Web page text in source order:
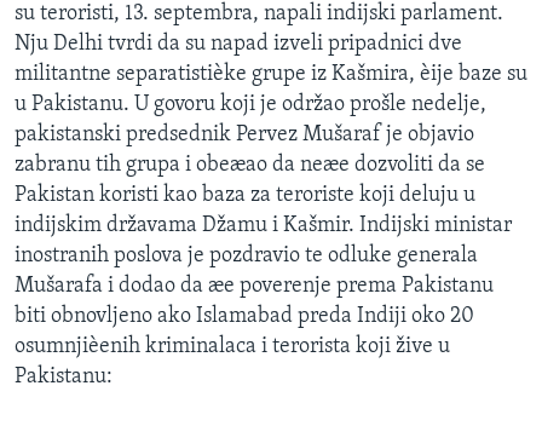
su teroristi, 13. septembra, napali indijski parlament.
Nju Delhi tvrdi da su napad izveli pripadnici dve
militantne separatistièke grupe iz Kašmira, èije baze su
u Pakistanu. U govoru koji je održao prošle nedelje,
pakistanski predsednik Pervez Mušaraf je objavio
zabranu tih grupa i obeæao da neæe dozvoliti da se
Pakistan koristi kao baza za teroriste koji deluju u
indijskim državama Džamu i Kašmir. Indijski ministar
inostranih poslova je pozdravio te odluke generala
Mušarafa i dodao da æe poverenje prema Pakistanu
biti obnovljeno ako Islamabad preda Indiji oko 20
osumnjièenih kriminalaca i terorista koji žive u
Pakistanu: